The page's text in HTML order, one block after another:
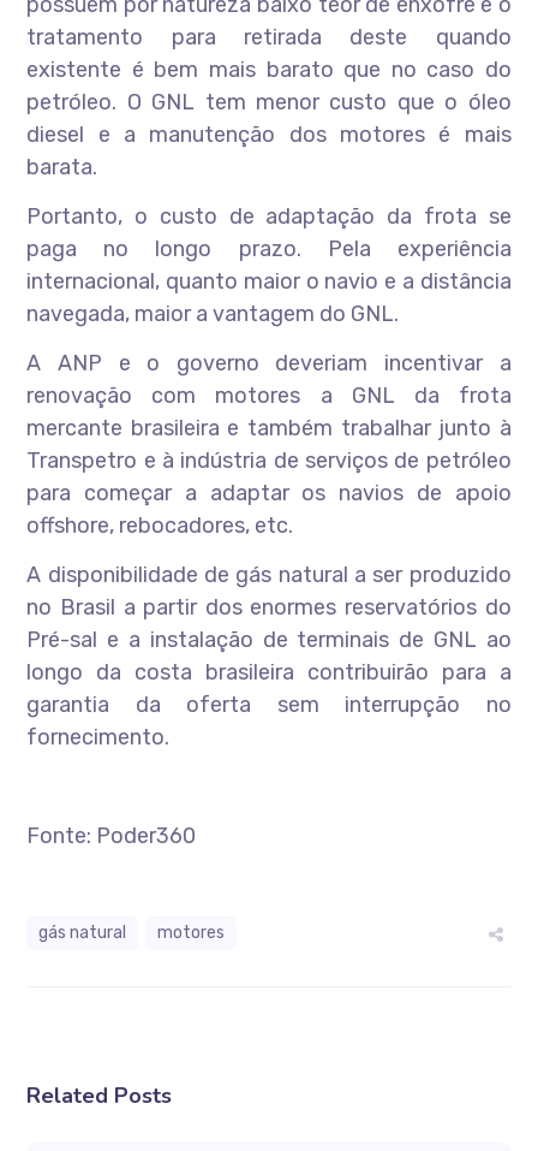
tratamento para retirada deste quando
existente é bem mais barato que no caso do
petróleo. O GNL tem menor custo que o óleo
diesel e a manutenção dos motores é mais
barata.
Portanto, o custo de adaptação da frota se
paga no longo prazo. Pela experiência
internacional, quanto maior o navio e a distância
navegada, maior a vantagem do GNL.
A ANP e o governo deveriam incentivar a
renovação com motores a GNL da frota
mercante brasileira e também trabalhar junto à
Transpetro e à indústria de serviços de petróleo
para começar a adaptar os navios de apoio
offshore, rebocadores, etc.
A disponibilidade de gás natural a ser produzido
no Brasil a partir dos enormes reservatórios do
Pré-sal e a instalação de terminais de GNL ao
longo da costa brasileira contribuirão para a
garantia da oferta sem interrupção no
fornecimento.
Fonte: Poder360
gás natural motores
Related Posts